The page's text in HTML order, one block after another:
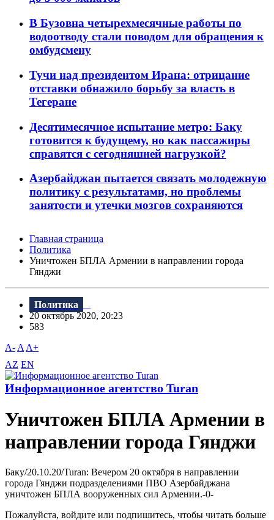
В Бузовна четырехмесячные работы по
водоотводу стали поводом для обращения к
омбудсмену
Тучи над президентом Ирана: отрицание
отставки обнажило борьбу за власть в
Тегеране
Десятимесячное испытание метро: Баку
готовится к будущему, но как пассажиры
справятся с сегодняшней нагрузкой?
Азербайджан пытается связать молодежную
политику с результатами, но проблемы
занятости и утечки мозгов сохраняются
Главная страница
Политика
Уничтожен БПЛА Армении в направлении города
Гянджи
Политика
20 октябрь 2020, 20:23
583
A- A A+
AZ EN
Информационное агентство Turan
Уничтожен БПЛА Армении в
направлении города Гянджи
Баку/20.10.20/Turan: Вечером 20 октября в направлении
города Гянджи подразделениями ПВО Азербайджана
уничтожен БПЛА вооруженных сил Армении.-0-
Пожалуйста, войдите или подпишитесь, чтобы читать больше